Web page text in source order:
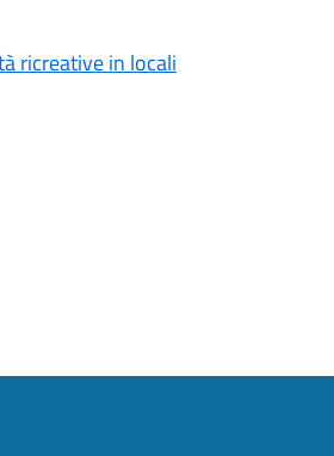
ricreative in locali